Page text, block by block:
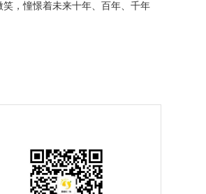
，憧憬着未来十年、百年、千年